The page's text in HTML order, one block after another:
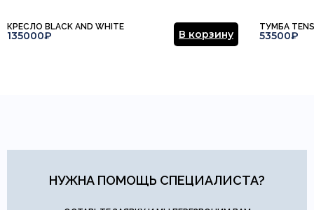
КРЕСЛО BLACK AND WHITE
135000₽ В корзину
ТУМБА
53500₽
НУЖНА ПОМОЩЬ СПЕЦИАЛИСТА?